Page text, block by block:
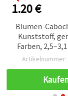
1.20 €
Blumen-
Kunststoff,
Farben,
Stück
Artikelnummer:
Kaufen